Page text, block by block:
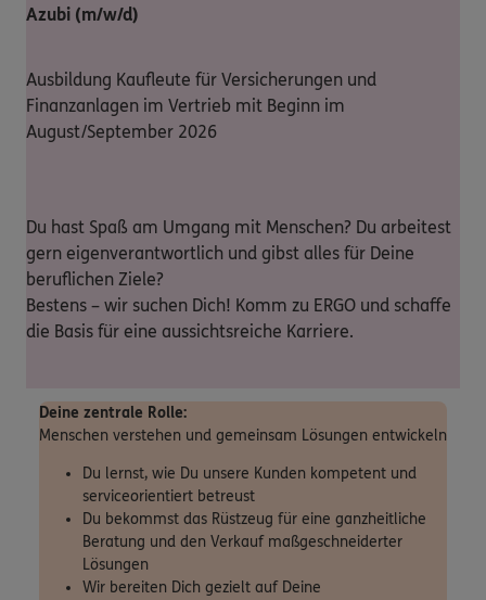
Azubi (m/w/d)
Ausbildung Kaufleute für Versicherungen und
Finanzanlagen im Vertrieb mit Beginn im
August/September 2026
Du hast Spaß am Umgang mit Menschen? Du arbeitest
gern eigenverantwortlich und gibst alles für Deine
beruflichen Ziele?
Bestens – wir suchen Dich! Komm zu ERGO und schaffe
die Basis für eine aussichtsreiche Karriere.
Deine zentrale Rolle:
Menschen verstehen und gemeinsam Lösungen entwickeln
Du lernst, wie Du unsere Kunden kompetent und
serviceorientiert betreust
Du bekommst das Rüstzeug für eine ganzheitliche
Beratung und den Verkauf maßgeschneiderter
Lösungen
Wir bereiten Dich gezielt auf Deine